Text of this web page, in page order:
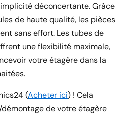
déconcertante. Grâce
de haute qualité, les pièces
sans effort. Les tubes de
une flexibilité maximale,
votre étagère dans la
(Acheter ici) ! Cela
de votre étagère